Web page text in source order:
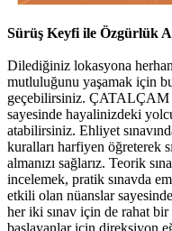
Sürüş Keyfi ile Özgürlük
Dilediğiniz lokasyona
mutluluğunu yaşamak için
geçebilirsiniz. ÇATALÇAM
sayesinde hayalinizdeki
atabilirsiniz. Ehliyet
kuralları harfiyen öğreterek
almanızı sağlarız. Teorik
incelemek, pratik sınavda
etkili olan nüanslar sayesinde
her iki sınav için de rahat